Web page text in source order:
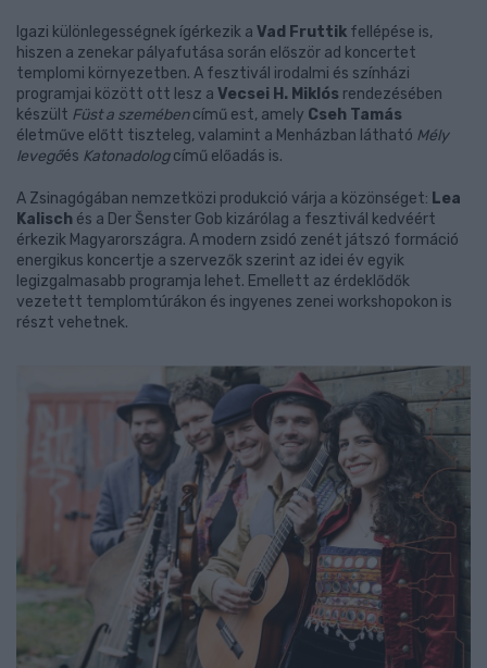
Igazi különlegességnek ígérkezik a Vad Fruttik fellépése is,
hiszen a zenekar pályafutása során először ad koncertet
templomi környezetben. A fesztivál irodalmi és színházi
programjai között ott lesz a Vecsei H. Miklós rendezésében
készült Füst a szemébencímű est, amely Cseh Tamás
életműve előtt tiszteleg, valamint a Menházban látható Mély
levegőés Katonadologcímű előadás is.
A Zsinagógában nemzetközi produkció várja a közönséget: Lea
Kalisch és a Der Šenster Gob kizárólag a fesztivál kedvéért
érkezik Magyarországra. A modern zsidó zenét játszó formáció
energikus koncertje a szervezők szerint az idei év egyik
legizgalmasabb programja lehet. Emellett az érdeklődők
vezetett templomtúrákon és ingyenes zenei workshopokon is
részt vehetnek.